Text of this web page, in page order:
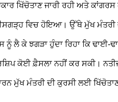
ਖਿੱਚੋਤਾਣ ਜਾਰੀ ਰਹੀ ਅਤੇ
ਵਿਚ ਹੋਇਆ। ਉੱਥੇ ਮੁੱਖ
ਲੈ ਕੇ ਝਗੜਾ ਹੁੰਦਾ ਰਿਹਾ ਕਿ ਢਾਈ-
ਕੋਈ ਫ਼ੈਸਲਾ ਨਹੀਂ ਕਰ ਸਕੀ।
ਮੁੱਖ ਮੰਤਰੀ ਦੀ ਕੁਰਸੀ ਲਈ